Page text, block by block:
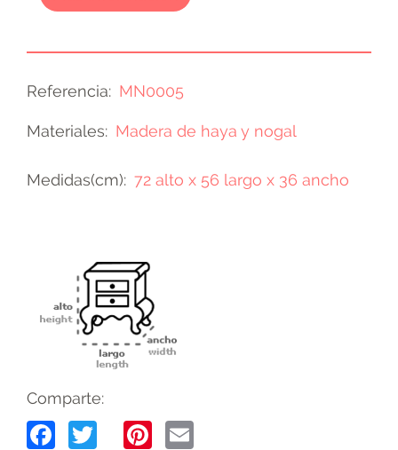
Referencia MN0005
Materiales Madera de haya y nogal
Medidas(cm) 72 alto x 56 largo x 36 ancho
Comparte:
Facebook
TwitterPinterest